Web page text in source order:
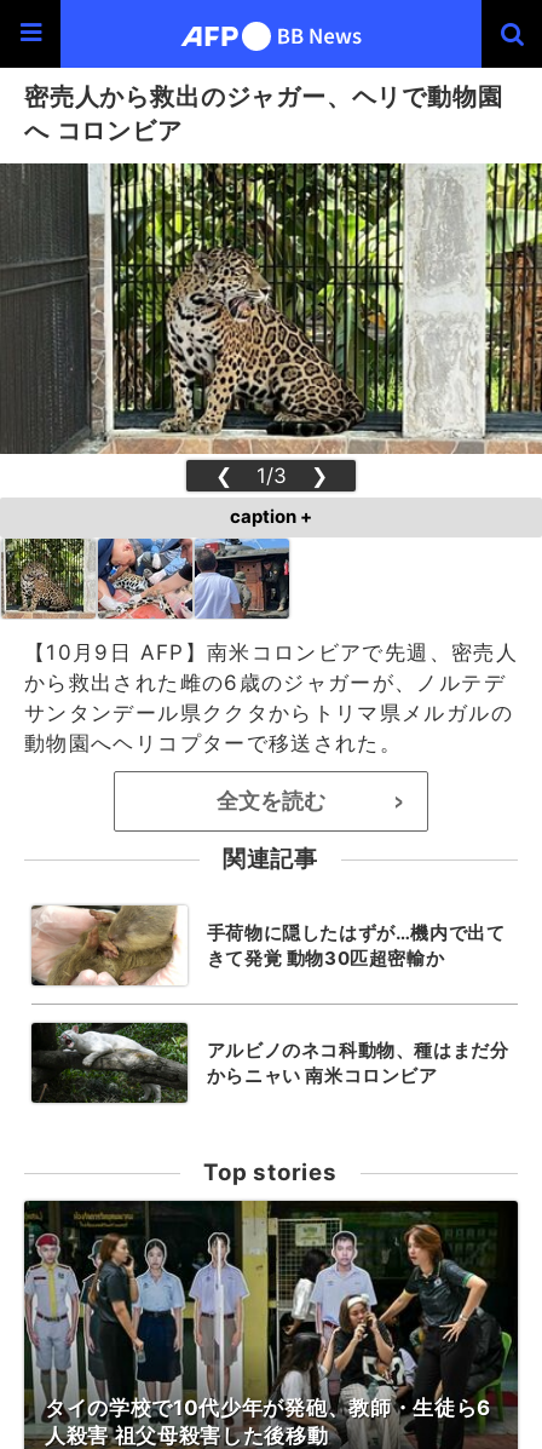
密売人から救出のジャガー、ヘリで動物園
へ コロンビア
❮ 1/3 ❯
caption +
【10月9日 AFP】南米コロンビアで先週、密売人
から救出された雌の6歳のジャガーが、ノルテデ
サンタンデール県ククタからトリマ県メルガルの
動物園へヘリコプターで移送された。
全文を読む >
関連記事
手荷物に隠したはずが…機内で出て
きて発覚 動物30匹超密輸か
アルビノのネコ科動物、種はまだ分
からニャい 南米コロンビア
Top stories
タイの学校で10代少年が発砲、教師・生徒ら6
人殺害 祖父母殺害した後移動